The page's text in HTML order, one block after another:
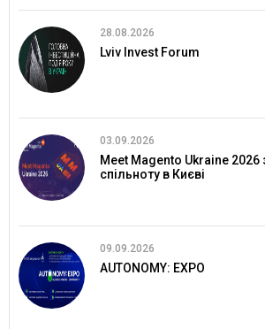
28.08.2026
Lviv Invest Forum
03.09.2026
Meet Magento Ukraine
спільноту в Києві
09.09.2026
AUTONOMY: EXPO